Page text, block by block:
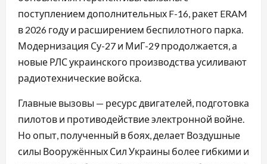
поступлением дополнительных F-16, ракет ERAM
в 2026 году и расширением беспилотного парка.
Модернизация Су-27 и МиГ-29 продолжается, а
новые РЛС украинского производства усиливают
радиотехнические войска.
Главные вызовы — ресурс двигателей, подготовка
пилотов и противодействие электронной войне.
Но опыт, полученный в боях, делает Воздушные
силы Вооружённых Сил Украины более гибкими и